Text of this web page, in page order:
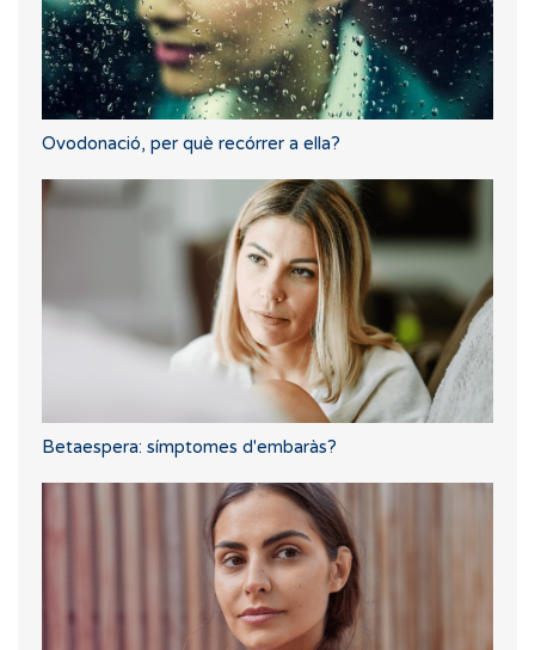
Ovodonació, per què recórrer a ella?
Betaespera: símptomes d'embaràs?